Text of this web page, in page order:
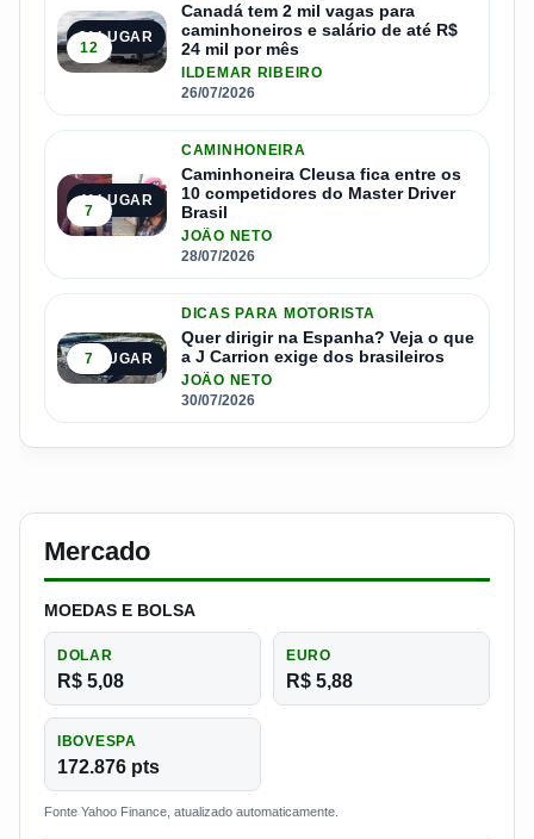
3º LUGAR
12
Canadá tem 2 mil vagas para
caminhoneiros e salário de até R$
24 mil por mês
ILDEMAR RIBEIRO
26/07/2026
4º LUGAR
7
CAMINHONEIRA
Caminhoneira Cleusa fica entre os
10 competidores do Master Driver
Brasil
JOÃO NETO
28/07/2026
5º LUGAR
7
DICAS PARA MOTORISTA
Quer dirigir na Espanha? Veja o que
a J Carrion exige dos brasileiros
JOÃO NETO
30/07/2026
Mercado
MOEDAS E BOLSA
DOLAR
R$ 5,08
EURO
R$ 5,88
IBOVESPA
172.876 pts
Fonte Yahoo Finance, atualizado automaticamente.